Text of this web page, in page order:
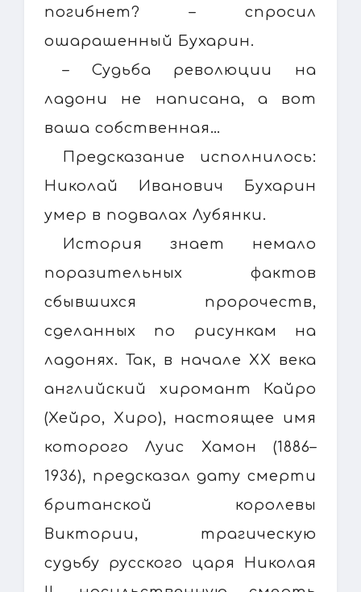
погибнет? – спросил
ошарашенный Бухарин.
– Судьба революции на
ладони не написана, а вот
ваша собственная…
Предсказание исполнилось:
Николай Иванович Бухарин
умер в подвалах Лубянки.
История знает немало
поразительных фактов
сбывшихся пророчеств,
сделанных по рисункам на
ладонях. Так, в начале XX века
английский хиромант Кайро
(Хейро, Хиро), настоящее имя
которого Луис Хамон (1886–
1936), предсказал дату смерти
британской королевы
Виктории, трагическую
судьбу русского царя Николая